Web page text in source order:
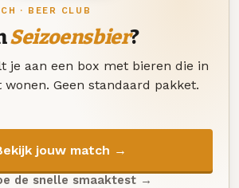
· BEER CLUB
Seizoensbier?
je aan een box met bieren die in
Geen standaard pakket.
jouw match →
de snelle smaaktest →